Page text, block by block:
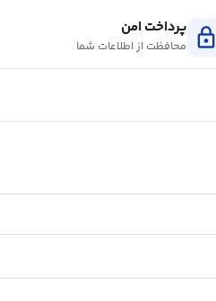
lock پرداخت امن
محافظت از اطلاعات شما